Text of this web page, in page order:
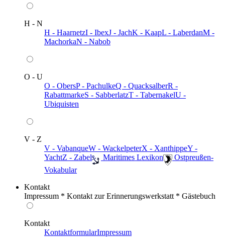
H - N
H - HaarnetzI - IbexJ - JachK - KaapL - LaberdanM -
MachorkaN - Nabob
O - U
O - ObersP - PachulkeQ - QuacksalberR -
RabattmarkeS - SabberlatzT - TabernakelU -
Ubiquisten
V - Z
V - VabanqueW - WackelpeterX - XanthippeY -
YachtZ - Zabel ️ Maritimes Lexikon
️ Ostpreußen-
Vokabular
Kontakt
Impressum * Kontakt zur Erinnerungswerkstatt * Gästebuch
Kontakt
KontaktformularImpressum